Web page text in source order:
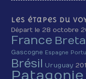
Les étapes du
Départ le 28 octobre
France
Gascogne Espagne
Brésil Uruguay